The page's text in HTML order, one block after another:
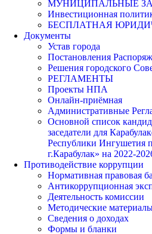
МУНИЦИПАЛЬНЫЕ
Инвестиционная
БЕСПЛАТНАЯ
Документы
Устав города
Постановления
Решения городского
РЕГЛАМЕНТЫ
Проекты НПА
Онлайн-приёмная
Административные
Основной список
заседатели для
Республики Ингушетия
г.Карабулак» на 2022-
Противодействие коррупции
Нормативная правовая
Антикоррупционная
Деятельность комиссии
Методические
Сведения о доходах
Формы и бланки